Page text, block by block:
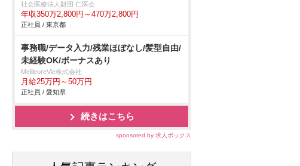
社会医療法人財団 仁医会
年収350万2,800円～470万2,800円
正社員 / 東京都
事務職/データ入力/残業ほぼなし/髪型自由/
未経験OK/ボーナスあり
MeilleureVie株式会社
月給25万円～50万円
正社員 / 愛知県
続きはこちら
sponsored by 求人ボックス